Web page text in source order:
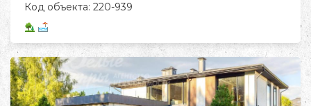
Код объекта: 220-939